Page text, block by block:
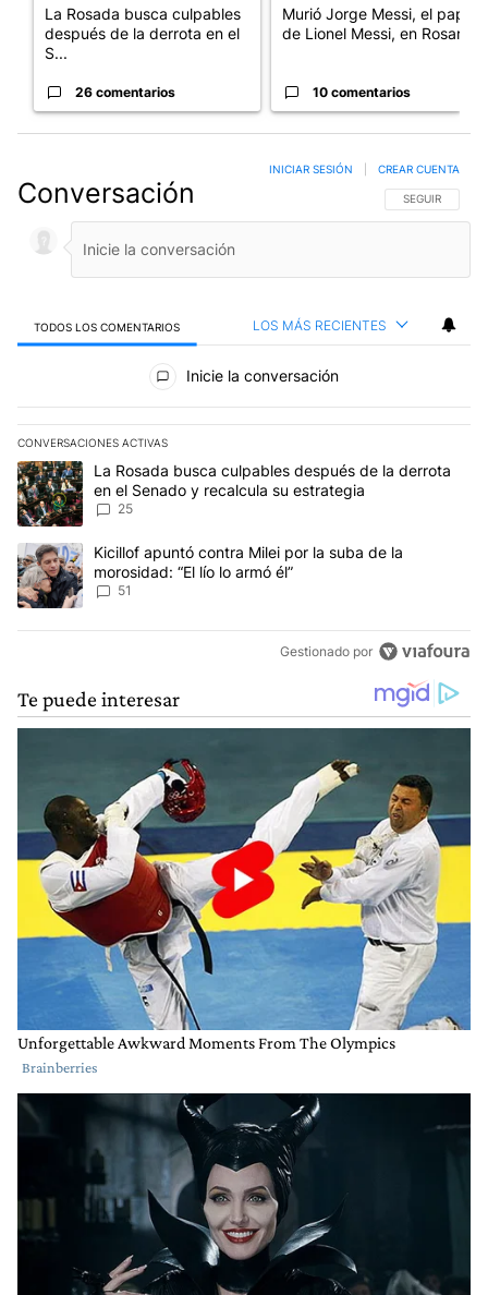
La Rosada busca culpables
después de la derrota en el
S...
26 comentarios
Murió Jorge Messi, el papá
de Lionel Messi, en Rosario
10 comentarios
Conversación SIGA ESTA
SEGUIR
INICIAR SESIÓN CREAR CUENTA
TODOS LOS COMENTARIOS LOS MÁS RECIENTES
Todos los comentarios
Inicie la conversación
CONVERSACIONES ACTIVAS
Este listado muestra los artículos con más comentarios en los
Un artículo de tendencia con el título "La Rosada busca
La Rosada busca culpables después de la derrota
en el Senado y recalcula su estrategia
25
Un artículo de tendencia con el título "Kicillof apuntó contra Milei
Kicillof apuntó contra Milei por la suba de la
morosidad: “El lío lo armó él”
51
Gestionado por